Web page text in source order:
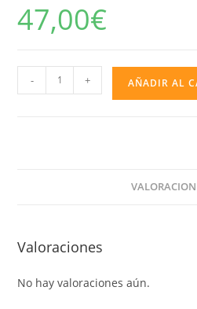
47,00€
Musical
- + AÑADIR AL
Valoraciones
No hay valoraciones aún.